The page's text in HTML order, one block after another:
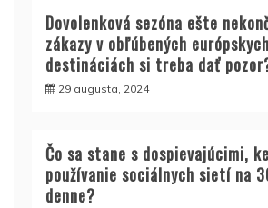
Dovolenková sezóna ešte
zákazy v obľúbených európskych
destináciách si treba dať
29 augusta, 2024
Čo sa stane s dospievajúcimi,
používanie sociálnych sietí na
denne?